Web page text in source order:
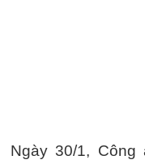
Ngày 30/1,